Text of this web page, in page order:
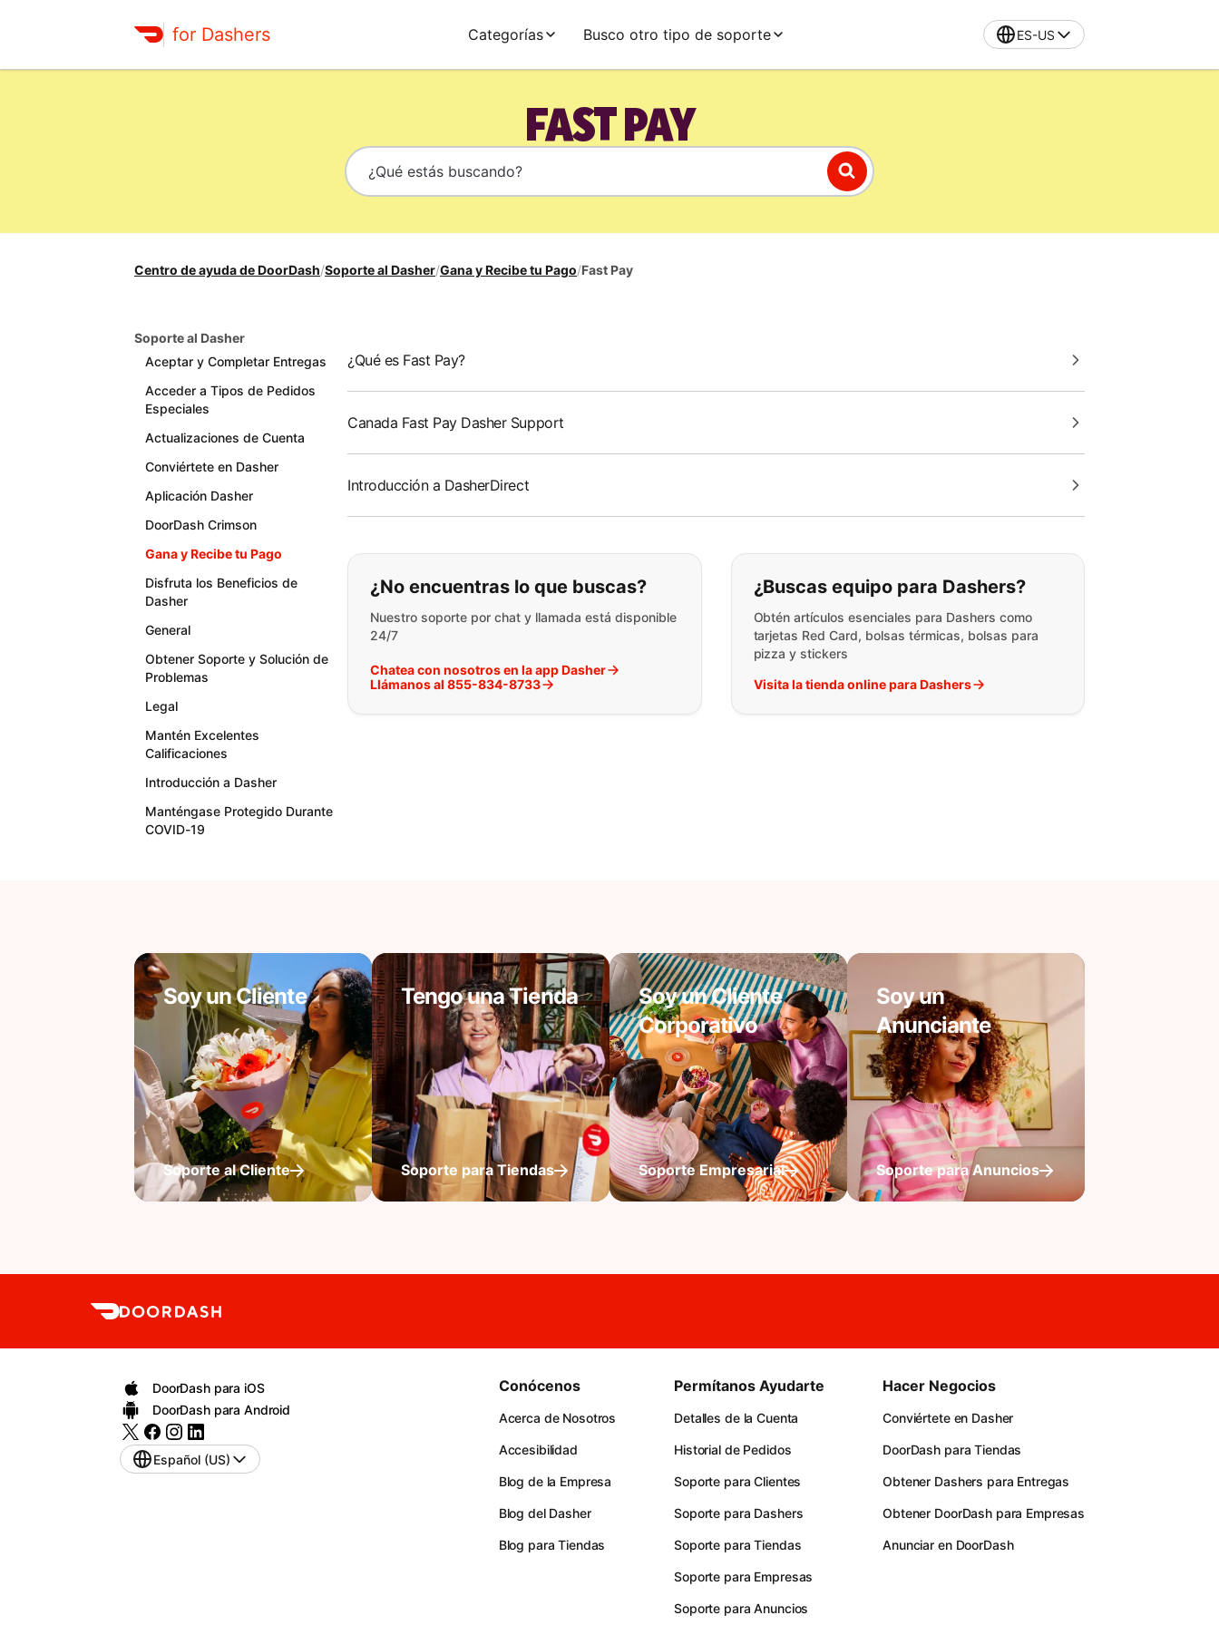
for Dashers Categorías Busco otro tipo de soporte ES-US
FAST PAY
Centro de ayuda de DoorDash/Soporte al Dasher/Gana y Recibe tu Pago/Fast Pay
Soporte al Dasher
Aceptar y Completar Entregas
Acceder a Tipos de Pedidos
Especiales
Actualizaciones de Cuenta
Conviértete en Dasher
Aplicación Dasher
DoorDash Crimson
Gana y Recibe tu Pago
Disfruta los Beneficios de
Dasher
General
Obtener Soporte y Solución de
Problemas
Legal
Mantén Excelentes
Calificaciones
Introducción a Dasher
Manténgase Protegido Durante
COVID-19
¿Qué es Fast Pay?
Canada Fast Pay Dasher Support
Introducción a DasherDirect
Si no puede encontrar lo que está buscando:
¿No encuentras lo que buscas?
Nuestro soporte por chat y llamada está disponible
24/7
Chatea con nosotros en la app Dasher
Llámanos al 855-834-8733
¿Buscas equipo para Dashers?
Obtén artículos esenciales para Dashers como
tarjetas Red Card, bolsas térmicas, bolsas para
pizza y stickers
Visita la tienda online para Dashers
Soy un Cliente
Soporte al Cliente
Tengo una Tienda
Soporte para Tiendas
Soy un Cliente
Corporativo
Soporte Empresarial
Soy un
Anunciante
Soporte para Anuncios
DoorDash para iOS
DoorDash para Android
Español (US)
Conócenos
Acerca de Nosotros
Accesibilidad
Blog de la Empresa
Blog del Dasher
Blog para Tiendas
Permítanos Ayudarte
Detalles de la Cuenta
Historial de Pedidos
Soporte para Clientes
Soporte para Dashers
Soporte para Tiendas
Soporte para Empresas
Soporte para Anuncios
Hacer Negocios
Conviértete en Dasher
DoorDash para Tiendas
Obtener Dashers para Entregas
Obtener DoorDash para Empresas
Anunciar en DoorDash